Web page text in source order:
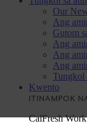
Our
Ang
Gutom
Ang
Ang
Ang
Tungkol
Kwento
ITINAMPOK
CalFresh